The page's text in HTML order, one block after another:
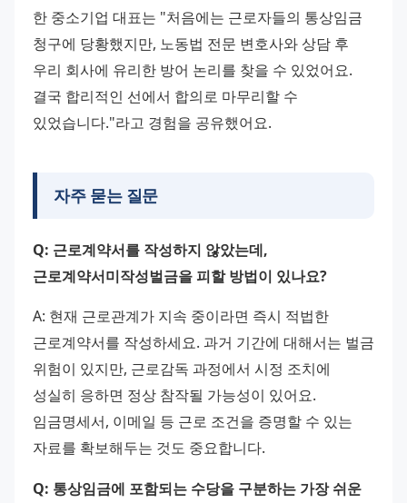
한 중소기업 대표는 "처음에는 근로자들의 통상임금
청구에 당황했지만, 노동법 전문 변호사와 상담 후
우리 회사에 유리한 방어 논리를 찾을 수 있었어요.
결국 합리적인 선에서 합의로 마무리할 수
있었습니다."라고 경험을 공유했어요.
자주 묻는 질문
Q: 근로계약서를 작성하지 않았는데,
근로계약서미작성벌금을 피할 방법이 있나요?
A: 현재 근로관계가 지속 중이라면 즉시 적법한
근로계약서를 작성하세요. 과거 기간에 대해서는 벌금
위험이 있지만, 근로감독 과정에서 시정 조치에
성실히 응하면 정상 참작될 가능성이 있어요.
임금명세서, 이메일 등 근로 조건을 증명할 수 있는
자료를 확보해두는 것도 중요합니다.
Q: 통상임금에 포함되는 수당을 구분하는 가장 쉬운